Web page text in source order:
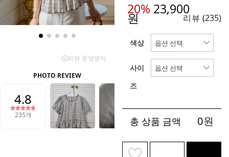
20% 23,900
원 리뷰 (235)
색상
사이
즈
총 상품 금액 0원